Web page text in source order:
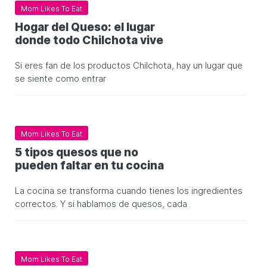
Mom Likes To Eat
Hogar del Queso: el lugar
donde todo Chilchota vive
Si eres fan de los productos Chilchota, hay un lugar que
se siente como entrar
Mom Likes To Eat
5 tipos quesos que no
pueden faltar en tu cocina
La cocina se transforma cuando tienes los ingredientes
correctos. Y si hablamos de quesos, cada
Mom Likes To Eat